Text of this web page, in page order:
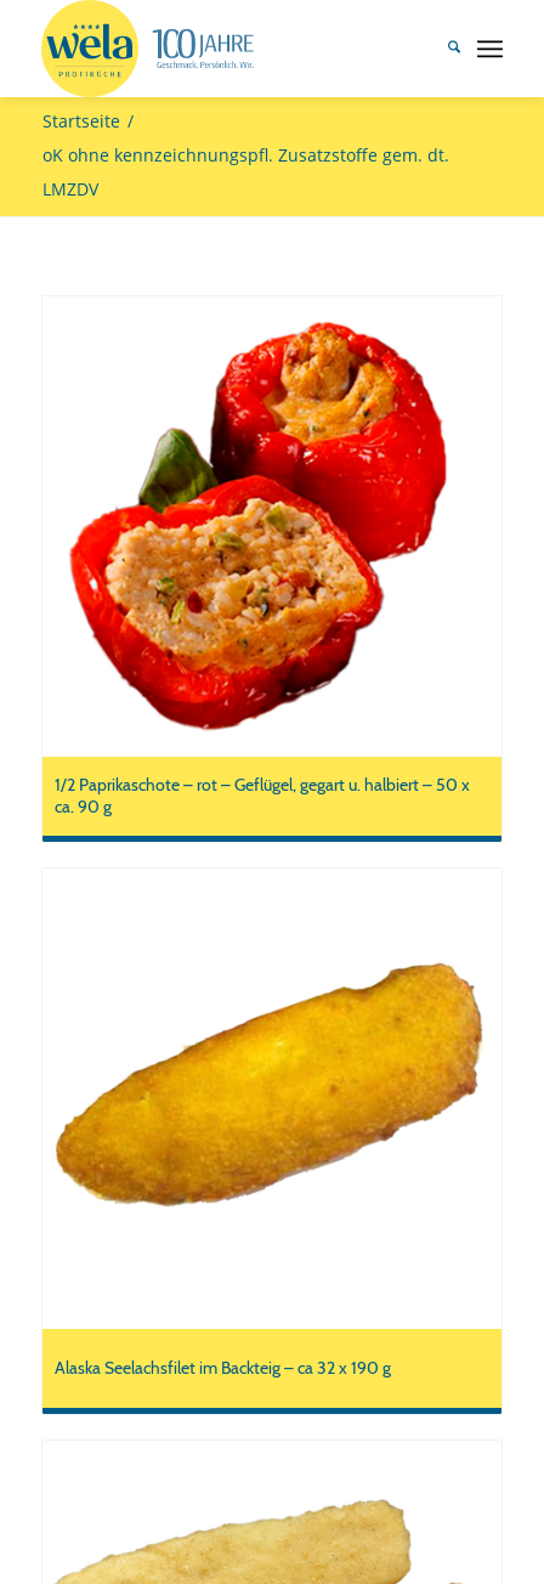
Startseite /
oK ohne kennzeichnungspfl. Zusatzstoffe gem. dt.
LMZDV
1/2 Paprikaschote – rot – Geflügel, gegart u. halbiert – 50 x
ca. 90 g
Alaska Seelachsfilet im Backteig – ca 32 x 190 g